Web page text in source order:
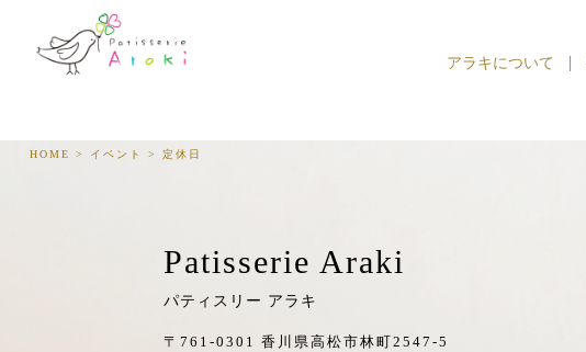
アラキについて
HOME > イベント > 定休日
Patisserie Araki
パティスリー アラキ
〒761-0301 香川県高松市林町2547-5